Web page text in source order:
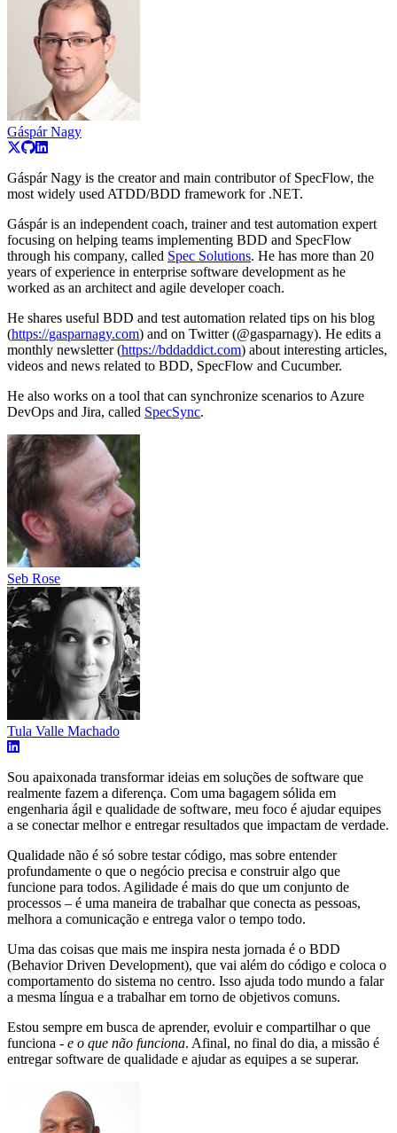
Gáspár Nagy
Gáspár Nagy is the creator and main contributor of SpecFlow, the
most widely used ATDD/BDD framework for .NET.
Gáspár is an independent coach, trainer and test automation expert
focusing on helping teams implementing BDD and SpecFlow
through his company, called Spec Solutions. He has more than 20
years of experience in enterprise software development as he
worked as an architect and agile developer coach.
He shares useful BDD and test automation related tips on his blog
(https://gasparnagy.com) and on Twitter (@gasparnagy). He edits a
monthly newsletter (https://bddaddict.com) about interesting articles,
videos and news related to BDD, SpecFlow and Cucumber.
He also works on a tool that can synchronize scenarios to Azure
DevOps and Jira, called SpecSync.
Seb Rose
Tula Valle Machado
Sou apaixonada transformar ideias em soluções de software que
realmente fazem a diferença. Com uma bagagem sólida em
engenharia ágil e qualidade de software, meu foco é ajudar equipes
a se conectar melhor e entregar resultados que impactam de verdade.
Qualidade não é só sobre testar código, mas sobre entender
profundamente o que o negócio precisa e construir algo que
funcione para todos. Agilidade é mais do que um conjunto de
processos – é uma maneira de trabalhar que conecta as pessoas,
melhora a comunicação e entrega valor o tempo todo.
Uma das coisas que mais me inspira nesta jornada é o BDD
(Behavior Driven Development), que vai além do código e coloca o
comportamento do sistema no centro. Isso ajuda todo mundo a falar
a mesma língua e a trabalhar em torno de objetivos comuns.
Estou sempre em busca de aprender, evoluir e compartilhar o que
funciona - e o que não funciona. Afinal, no final do dia, a missão é
entregar software de qualidade e ajudar as equipes a se superar.